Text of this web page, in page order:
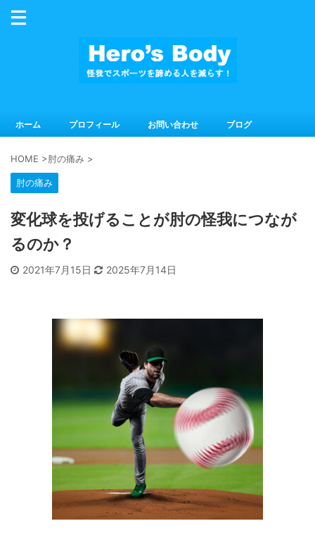
ホーム プロフィール お問い合わせ ブログ
HOME >肘の痛み >
肘の痛み
変化球を投げることが肘の怪我につなが
るのか？
2021年7月15日 2025年7月14日